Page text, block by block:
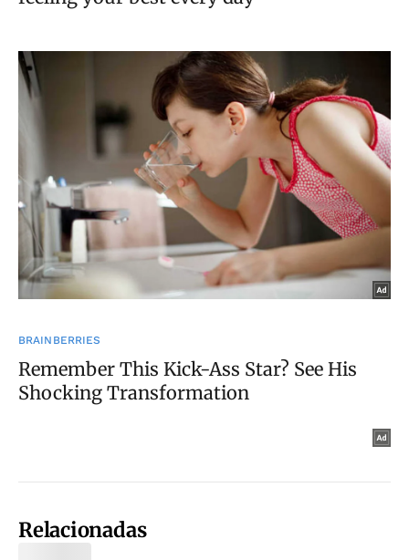
Relacionadas